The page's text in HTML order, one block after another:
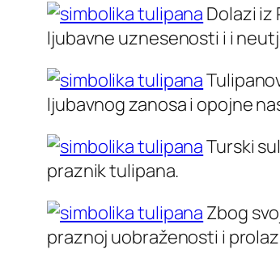
Dolazi iz
ljubavne uznesenosti i i
ljubavnog zanosa i opojne
Turski
praznik tulipana.
Zbog
praznoj uobraženosti i